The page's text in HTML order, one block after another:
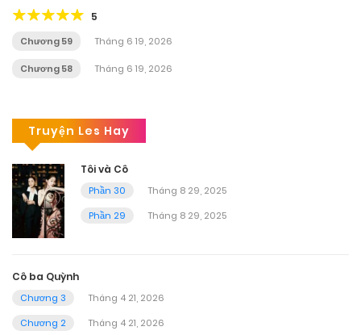
5
Chương 59 Tháng 6 19, 2026
Chương 58 Tháng 6 19, 2026
Truyện Les Hay
Tôi và Cô
Phần 30
Tháng 8 29, 2025
Phần 29
Tháng 8 29, 2025
Cô ba Quỳnh
Chương 3
Tháng 4 21, 2026
Chương 2
Tháng 4 21, 2026